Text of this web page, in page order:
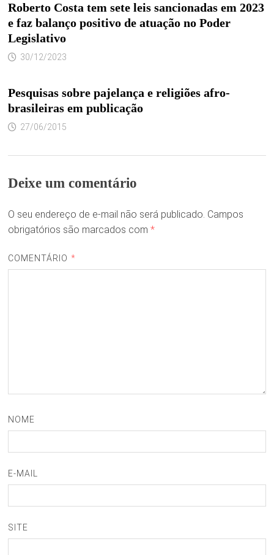
Roberto Costa tem sete leis sancionadas em 2023
e faz balanço positivo de atuação no Poder
Legislativo
30/12/2023
Pesquisas sobre pajelança e religiões afro-
brasileiras em publicação
27/06/2015
Deixe um comentário
O seu endereço de e-mail não será publicado. Campos
obrigatórios são marcados com *
COMENTÁRIO *
NOME
E-MAIL
SITE